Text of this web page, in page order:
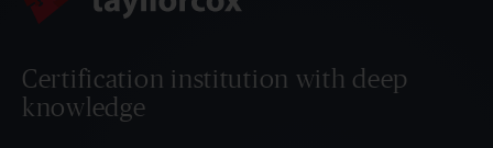
Certification institution with deep
knowledge